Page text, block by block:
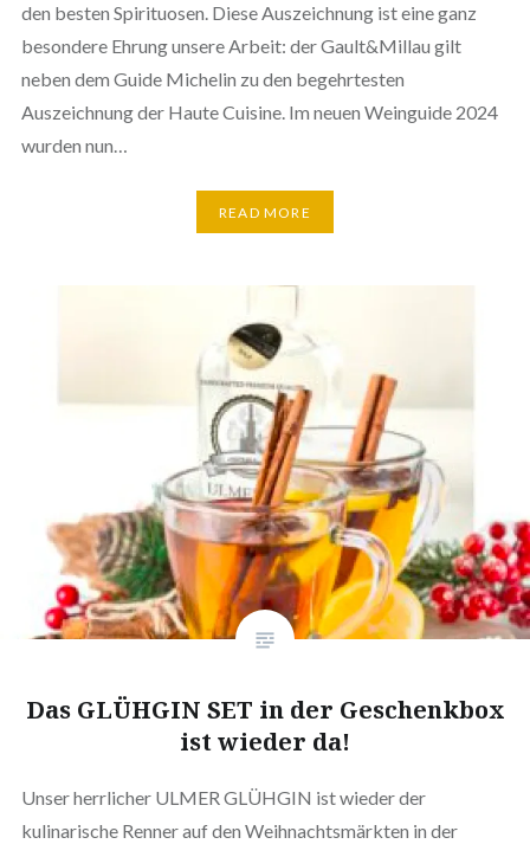
den besten Spirituosen. Diese Auszeichnung ist eine ganz
besondere Ehrung unsere Arbeit: der Gault&Millau gilt
neben dem Guide Michelin zu den begehrtesten
Auszeichnung der Haute Cuisine. Im neuen Weinguide 2024
wurden nun…
READ MORE
Das GLÜHGIN SET in der Geschenkbox
ist wieder da!
Unser herrlicher ULMER GLÜHGIN ist wieder der
kulinarische Renner auf den Weihnachtsmärkten in der